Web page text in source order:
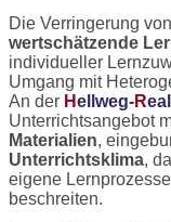
Die Verringerung
wertschätzende
individueller
Umgang mit
An der Hellweg-Real
Unterrichtsangebot
Materialien,
Unterrichtsklima,
eigene
beschreiten.